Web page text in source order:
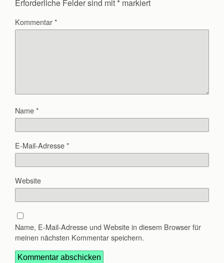
Erforderliche Felder sind mit * markiert
Kommentar*
Name*
E-Mail-Adresse*
Website
Name, E-Mail-Adresse und Website in diesem Browser für
meinen nächsten Kommentar speichern.